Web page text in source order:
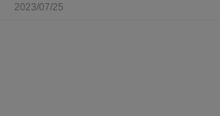
2023/07/25